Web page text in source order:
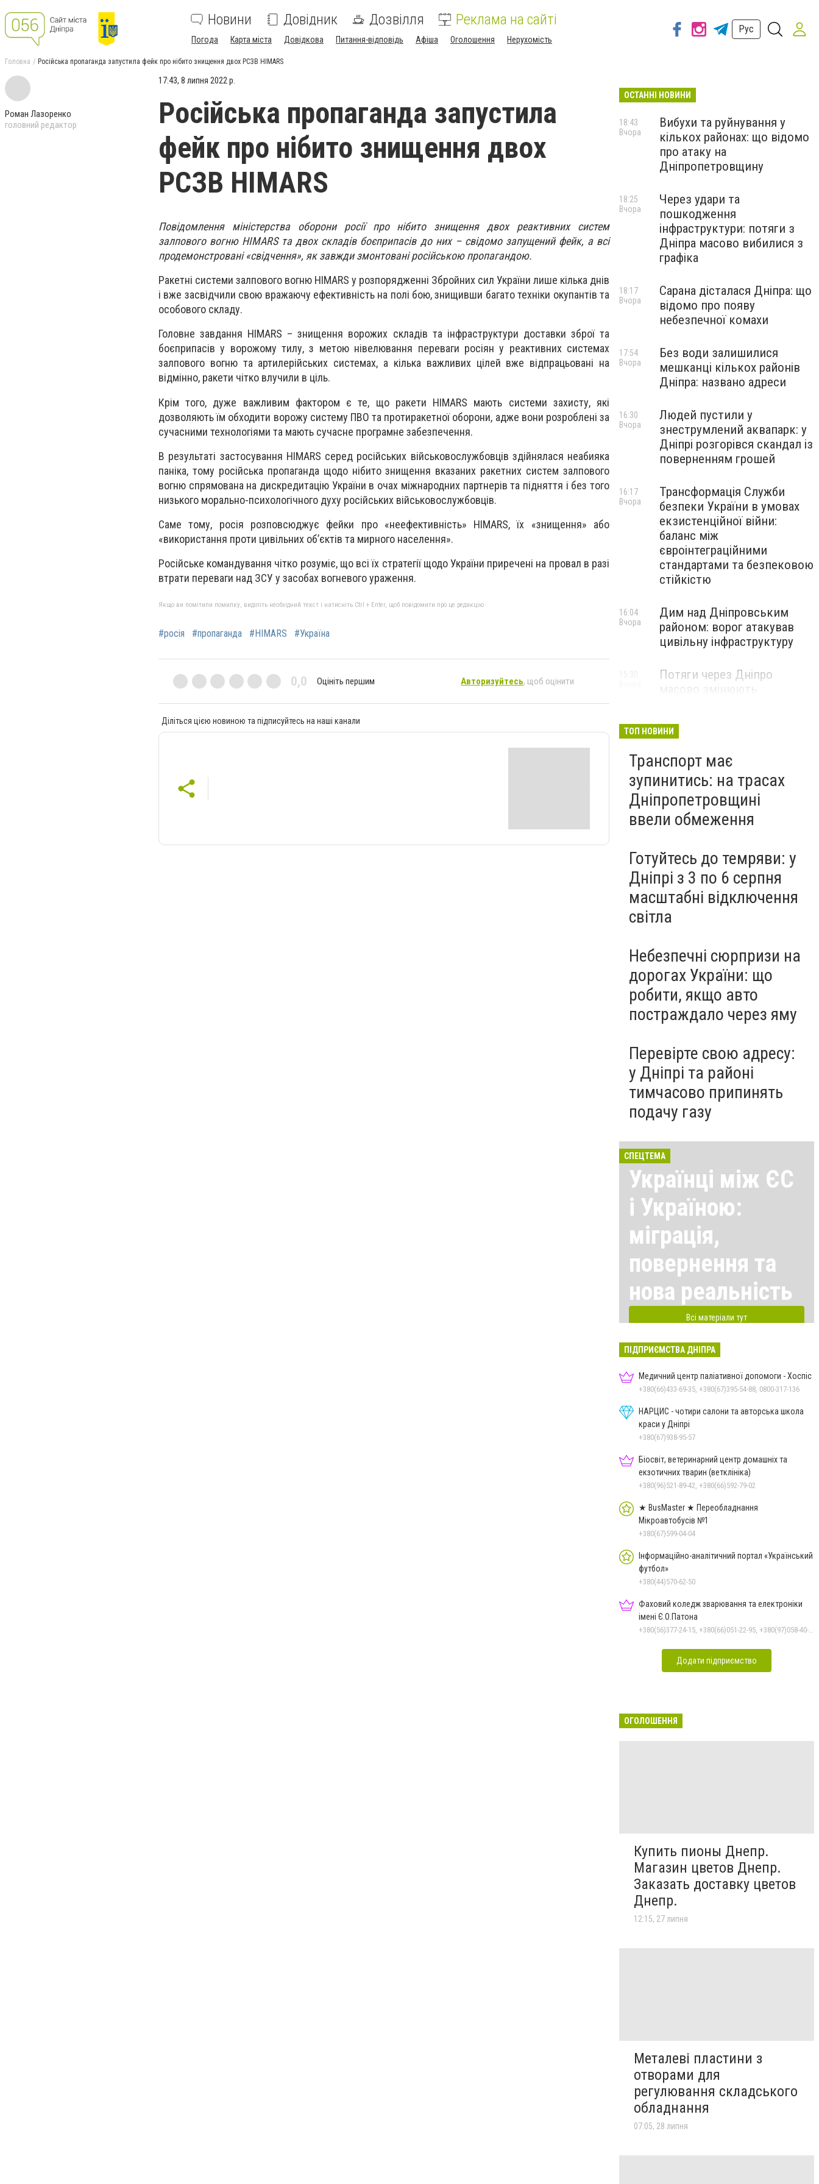
Новини Довідник Дозвілля Реклама на сайті
Погода Карта міста Довідкова Питання-відповідь Афіша Оголошення Нерухомість
Рус
Головна Російська пропаганда запустила фейк про нібито знищення двох РСЗВ HIMARS
Роман Лазоренко
головний редактор
17:43, 8 липня 2022 р.
Російська пропаганда запустила
фейк про нібито знищення двох
РСЗВ HIMARS
Повідомлення міністерства оборони росії про нібито знищення двох реактивних систем
залпового вогню HIMARSта двох складів боєприпасів до них – свідомо запущений фейк, а всі
продемонстровані «свідчення», як завжди змонтовані російською пропагандою.
Ракетні системи залпового вогню HIMARS у розпорядженні Збройних сил України лише кілька днів
і вже засвідчили свою вражаючу ефективність на полі бою, знищивши багато техніки окупантів та
особового складу.
Головне завдання HIMARS – знищення ворожих складів та інфраструктури доставки зброї та
боєприпасів у ворожому тилу, з метою нівелювання переваги росіян у реактивних системах
залпового вогню та артилерійських системах, а кілька важливих цілей вже відпрацьовані на
відмінно, ракети чітко влучили в ціль.
Крім того, дуже важливим фактором є те, що ракети HIMARS мають системи захисту, які
дозволяють їм обходити ворожу систему ПВО та протиракетної оборони, адже вони розроблені за
сучасними технологіями та мають сучасне програмне забезпечення.
В результаті застосування HIMARS серед російських військовослужбовців здійнялася неабияка
паніка, тому російська пропаганда щодо нібито знищення вказаних ракетних систем залпового
вогню спрямована на дискредитацію України в очах міжнародних партнерів та підняття і без того
низького морально-психологічного духу російських військовослужбовців.
Саме тому, росія розповсюджує фейки про «неефективність» HIMARS, їх «знищення» або
«використання проти цивільних об’єктів та мирного населення».
Російське командування чітко розуміє, що всі їх стратегії щодо України приречені на провал в разі
втрати переваги над ЗСУ у засобах вогневого ураження.
Якщо ви помітили помилку, виділіть необхідний текст і натисніть Ctrl + Enter, щоб повідомити про це редакцію
#росія #пропаганда #HIMARS #Україна
0,0 Оцініть першим Авторизуйтесь, щоб оцінити
Діліться цією новиною та підписуйтесь на наші канали
ОСТАННІ НОВИНИ
Вибухи та руйнування у
кількох районах: що відомо
про атаку на
Дніпропетровщину
18:43
Вчора
Через удари та
пошкодження
інфраструктури: потяги з
Дніпра масово вибилися з
графіка
18:25
Вчора
Сарана дісталася Дніпра: що
відомо про появу
небезпечної комахи
18:17
Вчора
Без води залишилися
мешканці кількох районів
Дніпра: названо адреси
17:54
Вчора
Людей пустили у
знеструмлений аквапарк: у
Дніпрі розгорівся скандал із
поверненням грошей
16:30
Вчора
Трансформація Служби
безпеки України в умовах
екзистенційної війни:
баланс між
євроінтеграційними
стандартами та безпековою
стійкістю
16:17
Вчора
Дим над Дніпровським
районом: ворог атакував
цивільну інфраструктуру
16:04
Вчора
Потяги через Дніпро
ТОП НОВИНИ
Транспорт має
зупинитись: на трасах
Дніпропетровщині
ввели обмеження
Готуйтесь до темряви: у
Дніпрі з 3 по 6 серпня
масштабні відключення
світла
Небезпечні сюрпризи на
дорогах України: що
робити, якщо авто
постраждало через яму
Перевірте свою адресу:
у Дніпрі та районі
тимчасово припинять
подачу газу
СПЕЦТЕМА
Українці між ЄС
і Україною:
міграція,
повернення та
нова реальність
Всі матеріали тут
ПІДПРИЄМСТВА ДНІПРА
Медичний центр паліативної допомоги - Хоспіс
+380(66)433-69-35, +380(67)395-54-88, 0800-317-136
НАРЦИС - чотири салони та авторська школа
краси у Дніпрі
+380(67)938-95-57
Біосвіт, ветеринарний центр домашніх та
екзотичних тварин (ветклініка)
+380(96)521-89-42, +380(66)592-79-02
★ BusMaster ★ Переобладнання
Мікроавтобусів №1
+380(67)599-04-04
Інформаційно-аналітичний портал «Український
футбол»
+380(44)570-62-50
Фаховий коледж зварювання та електроніки
імені Є.О.Патона
Додати підприємство
ОГОЛОШЕННЯ
Купить пионы Днепр.
Магазин цветов Днепр.
Заказать доставку цветов
Днепр.
12:15, 27 липня
Металеві пластини з
отворами для
регулювання складського
обладнання
07:05, 28 липня